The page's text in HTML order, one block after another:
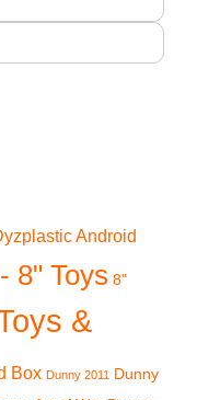
Android
8" Toys 8"
&
Box Dunny 2011 Dunny